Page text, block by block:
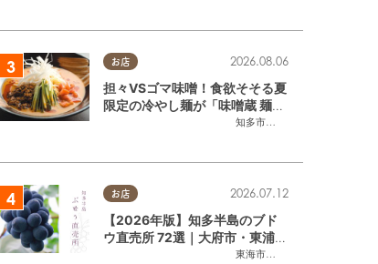
お店
知多市
,半田市
2026.08.06
担々VSゴマ味噌！食欲そそる夏
限定の冷やし麺が「味噌蔵 麺四
朗 半田店・知多店」で登場／ち
お店
東海市
,大府市
2026.07.12
【2026年版】知多半島のブド
ウ直売所 72選｜大府市・東浦町
ほかエリア別に一挙紹介